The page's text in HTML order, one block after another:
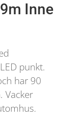
Inne
punkt.
har 90
Vacker